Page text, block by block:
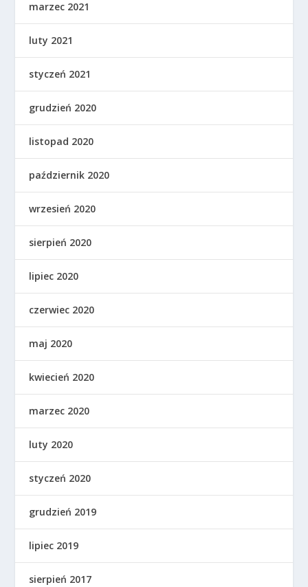
marzec 2021
luty 2021
styczeń 2021
grudzień 2020
listopad 2020
październik 2020
wrzesień 2020
sierpień 2020
lipiec 2020
czerwiec 2020
maj 2020
kwiecień 2020
marzec 2020
luty 2020
styczeń 2020
grudzień 2019
lipiec 2019
sierpień 2017